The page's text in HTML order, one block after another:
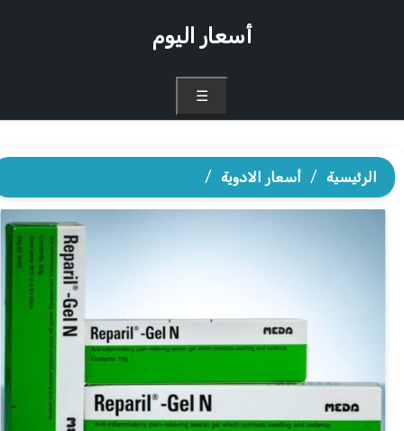
أسعار اليوم
الرئيسية / أسعار الادوية /